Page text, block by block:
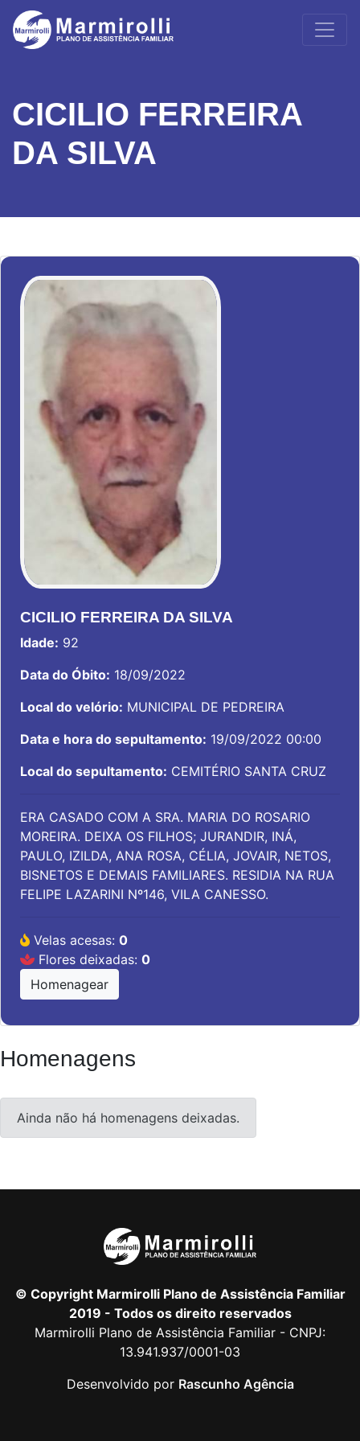
CICILIO FERREIRA
DA SILVA
CICILIO FERREIRA DA SILVA
Idade: 92
Data do Óbito: 18/09/2022
Local do velório: MUNICIPAL DE PEDREIRA
Data e hora do sepultamento: 19/09/2022 00:00
Local do sepultamento: CEMITÉRIO SANTA CRUZ
ERA CASADO COM A SRA. MARIA DO ROSARIO
MOREIRA. DEIXA OS FILHOS; JURANDIR, INÁ,
PAULO, IZILDA, ANA ROSA, CÉLIA, JOVAIR, NETOS,
BISNETOS E DEMAIS FAMILIARES. RESIDIA NA RUA
FELIPE LAZARINI Nº146, VILA CANESSO.
Velas acesas: 0
Flores deixadas: 0
Homenagear
Homenagens
Ainda não há homenagens deixadas.
© Copyright Marmirolli Plano de Assistência Familiar
2019 - Todos os direito reservados
Marmirolli Plano de Assistência Familiar - CNPJ:
13.941.937/0001-03
Desenvolvido por Rascunho Agência